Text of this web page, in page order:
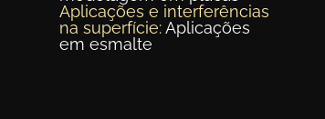
Aplicações e interferências
na superfície:Aplicações
em esmalte